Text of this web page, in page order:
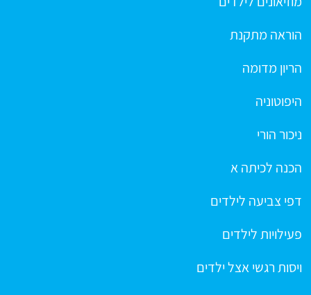
הוראה מתקנת
הריון מדומה
היפוטוניה
ניכור הורי
הכנה לכיתה א
דפי צביעה לילדים
פעילויות לילדים
ויסות רגשי אצל ילדים